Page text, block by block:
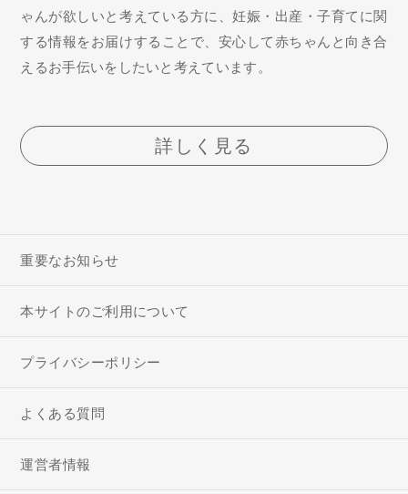
ゃんが欲しいと考えている方に、妊娠・出産・子育てに関
する情報をお届けすることで、安心して赤ちゃんと向き合
えるお手伝いをしたいと考えています。
詳しく見る
重要なお知らせ
本サイトのご利用について
プライバシーポリシー
よくある質問
運営者情報